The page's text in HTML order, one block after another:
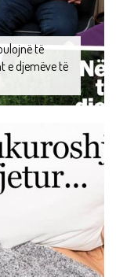
të
e djemëve të